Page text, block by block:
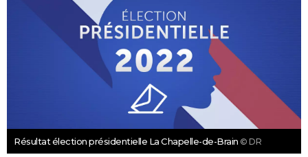
Résultat élection présidentielle La Chapelle-de-Brain © DR